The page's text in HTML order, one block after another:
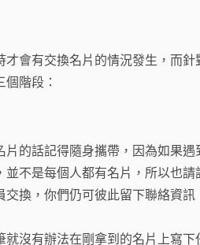
會有交換名片的情況發生，而針
階段：
的話記得隨身攜帶，因為如果遇
不是每個人都有名片，所以也請
換，你們仍可彼此留下聯絡資
沒有辦法在剛拿到的名片上寫下